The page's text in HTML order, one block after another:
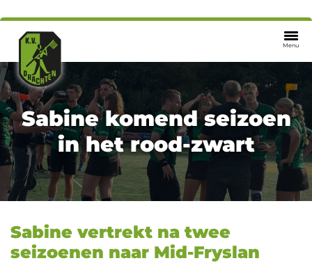
Menu
Sabine komend seizoen
in het rood-zwart
Sabine vertrekt na twee
seizoenen naar Mid-Fryslan